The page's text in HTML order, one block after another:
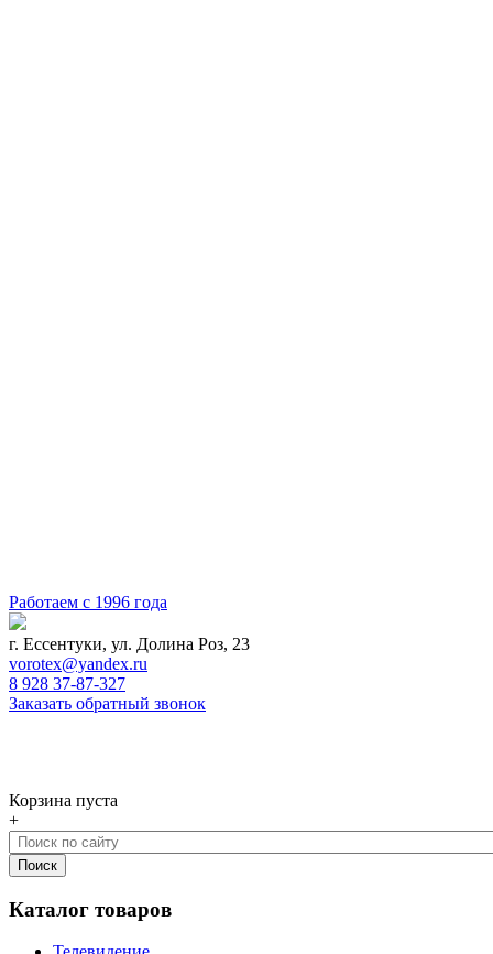
Работаем с 1996 года
г. Ессентуки, ул. Долина Роз, 23
vorotex@yandex.ru
8 928 37-87-327
Заказать обратный звонок
Корзина пуста
+
Каталог товаров